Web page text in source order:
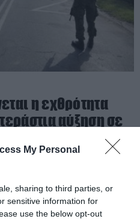
My Personal
sharing to third parties, or
sensitive information for
use the below opt-out
η εχθρότητα
αύξηση σε